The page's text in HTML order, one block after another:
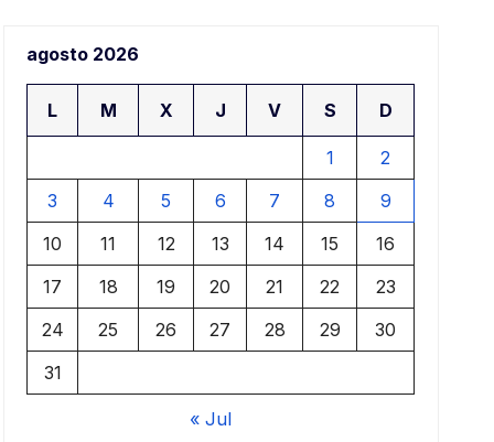
agosto 2026
L M X J V S D
1
2
3
4 5 6 7 8
9
10
11 12 13 14 15
16
17
18 19 20 21 22
23
24
25 26 27 28 29
30
31
« Jul